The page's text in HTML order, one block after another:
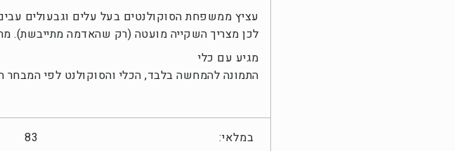
עציץ ממשפחת הסוקולנטים בעל עלים וגבעולים
לכן מצריך השקייה מועטה (רק שהאדמה מתייבשת).
מגיע עם כלי
התמונה להמחשה בלבד, הכלי והסוקולנט לפי המבחר
במלאי: 83